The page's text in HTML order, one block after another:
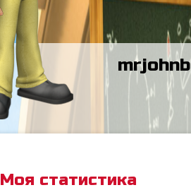
mrjohnb
Моя статистика